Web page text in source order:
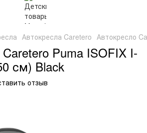
Автокресла Caretero Автокресло
Puma ISOFIX I-
см) Black
отзыв